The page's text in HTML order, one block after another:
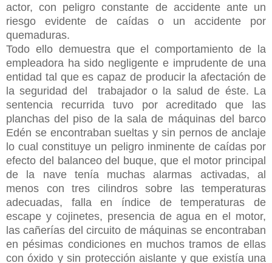
actor, con peligro constante de accidente ante un
riesgo evidente de caídas o un accidente por
quemaduras.
Todo ello demuestra que el comportamiento de la
empleadora ha sido negligente e imprudente de una
entidad tal que es capaz de producir la afectación de
la seguridad del trabajador o la salud de éste. La
sentencia recurrida tuvo por acreditado que las
planchas del piso de la sala de máquinas del barco
Edén se encontraban sueltas y sin pernos de anclaje
lo cual constituye un peligro inminente de caídas por
efecto del balanceo del buque, que el motor principal
de la nave tenía muchas alarmas activadas, al
menos con tres cilindros sobre las temperaturas
adecuadas, falla en índice de temperaturas de
escape y cojinetes, presencia de agua en el motor,
las cañerías del circuito de máquinas se encontraban
en pésimas condiciones en muchos tramos de ellas
con óxido y sin protección aislante y que existía una